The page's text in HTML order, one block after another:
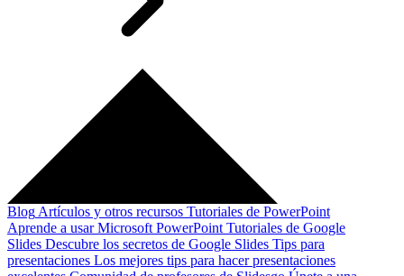
Blog Artículos y otros recursos Tutoriales de PowerPoint
Aprende a usar Microsoft PowerPoint Tutoriales de Google
Slides Descubre los secretos de Google Slides Tips para
presentaciones Los mejores tips para hacer presentaciones